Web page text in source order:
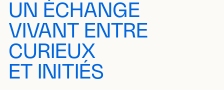
UN ÉCHANGE
VIVANT ENTRE
CURIEUX
ET INITIÉS